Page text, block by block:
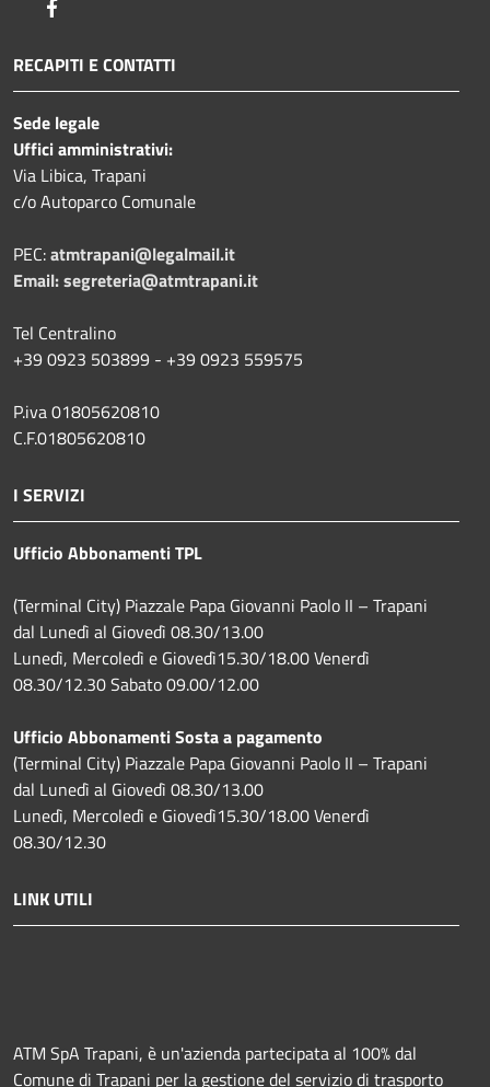
RECAPITI E CONTATTI
Sede legale
Uffici amministrativi:
Via Libica, Trapani
c/o Autoparco Comunale
PEC:atmtrapani@legalmail.it
Email:segreteria@atmtrapani.it
Tel Centralino
+39 0923 503899 - +39 0923 559575
P.iva 01805620810
C.F.01805620810
I SERVIZI
Ufficio Abbonamenti TPL
(Terminal City) Piazzale Papa Giovanni Paolo II – Trapani
dal Lunedì al Giovedì 08.30/13.00
Lunedì, Mercoledì e Giovedì15.30/18.00 Venerdì
08.30/12.30 Sabato 09.00/12.00
Ufficio Abbonamenti Sosta a pagamento
(Terminal City) Piazzale Papa Giovanni Paolo II – Trapani
dal Lunedì al Giovedì 08.30/13.00
Lunedì, Mercoledì e Giovedì15.30/18.00 Venerdì
08.30/12.30
LINK UTILI
ATM SpA Trapani, è un'azienda partecipata al 100% dal
Comune di Trapani per la gestione del servizio di trasporto